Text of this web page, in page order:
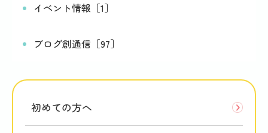
イベント情報［1］
ブログ創通信［97］
初めての方へ